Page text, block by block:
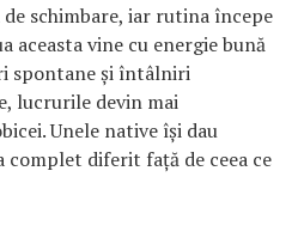
schimbare, iar rutina începe
aceasta vine cu energie bună
spontane și întâlniri
lucrurile devin mai
Unele native își dau
complet diferit față de ceea ce